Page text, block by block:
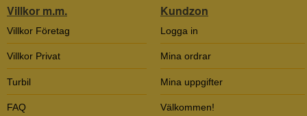
Villkor m.m.
Villkor Företag
Villkor Privat
Turbil
FAQ
Kundzon
Logga in
Mina ordrar
Mina uppgifter
Välkommen!